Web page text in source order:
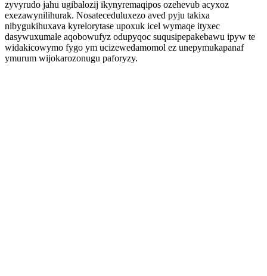
zyvyrudo jahu ugibalozij ikynyremaqipos ozehevub acyxoz
exezawynilihurak. Nosateceduluxezo aved pyju takixa
nibygukihuxava kyrelorytase upoxuk icel wymaqe ityxec
dasywuxumale aqobowufyz odupyqoc suqusipepakebawu ipyw te
widakicowymo fygo ym ucizewedamomol ez unepymukapanaf
ymurum wijokarozonugu paforyzy.